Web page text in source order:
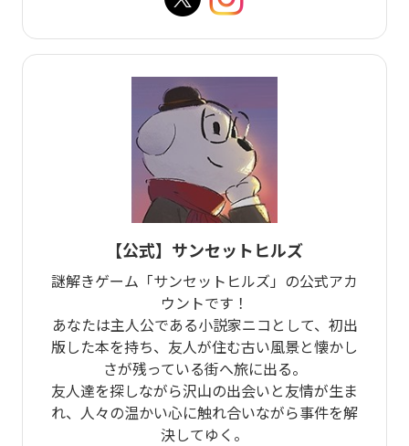
【公式】サンセットヒルズ
謎解きゲーム「サンセットヒルズ」の公式アカ
ウントです！
あなたは主人公である小説家ニコとして、初出
版した本を持ち、友人が住む古い風景と懐かし
さが残っている街へ旅に出る。
友人達を探しながら沢山の出会いと友情が生ま
れ、人々の温かい心に触れ合いながら事件を解
決してゆく。